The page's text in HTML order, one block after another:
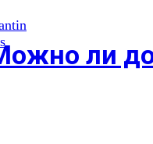
ли